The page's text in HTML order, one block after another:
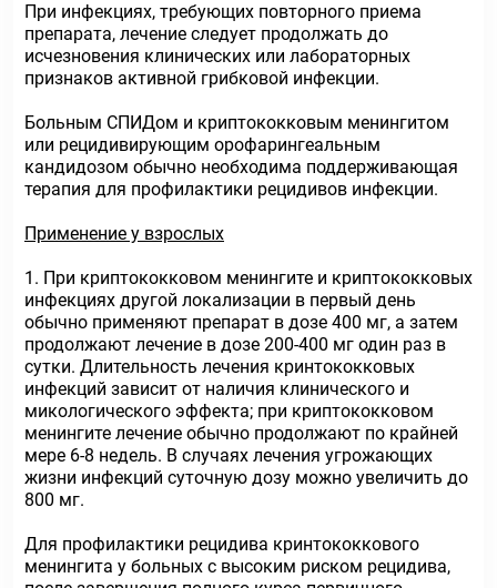
При инфекциях, требующих повторного приема
препарата, лечение следует продолжать до
исчезновения клинических или лабораторных
признаков активной грибковой инфекции.
Больным СПИДом и криптококковым менингитом
или рецидивирующим орофарингеальным
кандидозом обычно необходима поддерживающая
терапия для профилактики рецидивов инфекции.
Применение у взрослых
1. При криптококковом менингите и криптококковых
инфекциях другой локализации в первый день
обычно применяют препарат в дозе 400 мг, а затем
продолжают лечение в дозе 200-400 мг один раз в
сутки. Длительность лечения кринтококковых
инфекций зависит от наличия клинического и
микологического эффекта; при криптококковом
менингите лечение обычно продолжают по крайней
мере 6-8 недель. В случаях лечения угрожающих
жизни инфекций суточную дозу можно увеличить до
800 мг.
Для профилактики рецидива кринтококкового
менингита у больных с высоким риском рецидива,